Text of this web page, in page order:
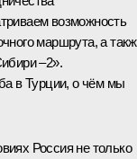
возможность
маршрута, а
–2».
в Турции, о чём мы
Россия не только